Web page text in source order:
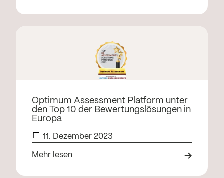
Optimum Assessment Platform unter
den Top 10 der Bewertungslösungen in
Europa
11. Dezember 2023
Mehr lesen